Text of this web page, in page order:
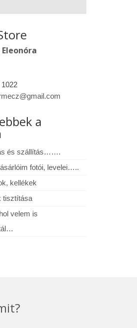
a
és szállítás…….
fotói, levelei…..
kellékek
tisztítása
velem is